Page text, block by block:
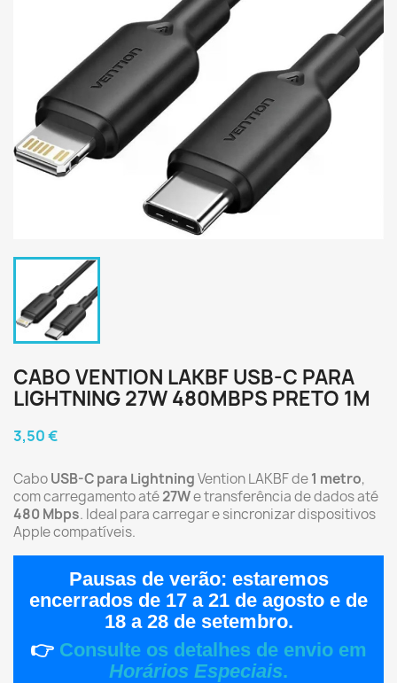
CABO VENTION LAKBF USB-C PARA
LIGHTNING 27W 480MBPS PRETO 1M
3,50 €
CaboUSB-C para LightningVention LAKBF de1 metro,
com carregamento até27We transferência de dados até
480 Mbps. Ideal para carregar e sincronizar dispositivos
Apple compatíveis.
Pausas de verão: estaremos
encerrados de 17 a 21 de agosto e de
18 a 28 de setembro.
👉 Consulte os detalhes de envio em
Horários Especiais.